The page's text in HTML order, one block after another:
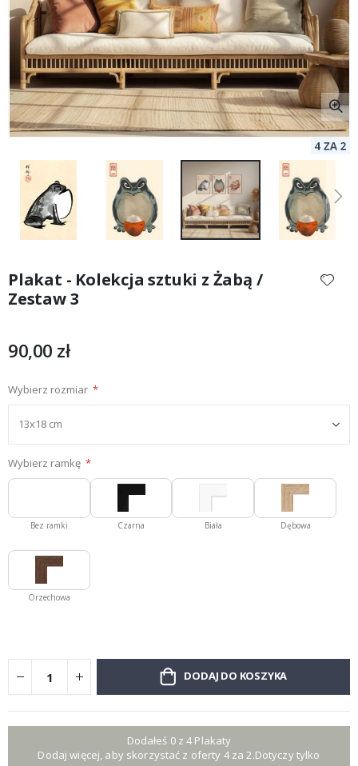
początek
galerii
Plakat - Kolekcja sztuki z Żabą /
Zestaw 3
90,00 zł
Wybierz rozmiar
Wybierz ramkę
Bez ramki Czarna Biała Dębowa
Orzechowa
DODAJ DO KOSZYKA
Dodałeś 0 z 4 Plakaty
Dodaj więcej, aby skorzystać z oferty 4 za 2.Dotyczy tylko